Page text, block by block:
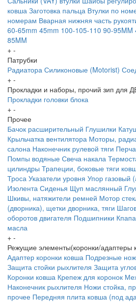
ковша Заготовка пальца Втулки по
номерам Вварная нижняя часть
60-65mm 45mm 100-105-110 90-95MM
85MM
+ -
Патрубки
Радиатора Силиконовые (Motorist)
+ -
Прокладки и наборы, прочий зип для
Прокладки головки блока
+ -
Прочее
Бачок расширительный Глушилки
Крыльчатка вентилятора Моторы,
салона Наконечник рулевой тяги
Помпы водяные Свеча накала
цилиндры Трапеции, боковые тяги
Троса Указатели уровня Упор газовый
Изолента Сиденья Щуп маслянный
Шкивы, натяжители ремней Мотор
(дворника), щетки дворника, тяги
оборотов двигателя Подшипники
масла
+ -
Режущие элементы(коронки/адаптеры
Адаптер коронки ковша Подрезные
Защита стойки рыхлителя Защита
Коронки ковша Крепеж для коронок
Наконечник рыхлителя Ножи стойка,
прочее Передняя плита ковша (под